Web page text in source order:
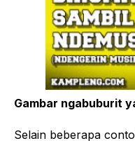
Gambar ngabuburit
Selain beberapa